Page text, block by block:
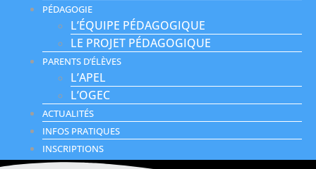
PÉDAGOGIE
L’ÉQUIPE PÉDAGOGIQUE
LE PROJET PÉDAGOGIQUE
PARENTS D’ÉLÈVES
L’APEL
L’OGEC
ACTUALITÉS
INFOS PRATIQUES
INSCRIPTIONS